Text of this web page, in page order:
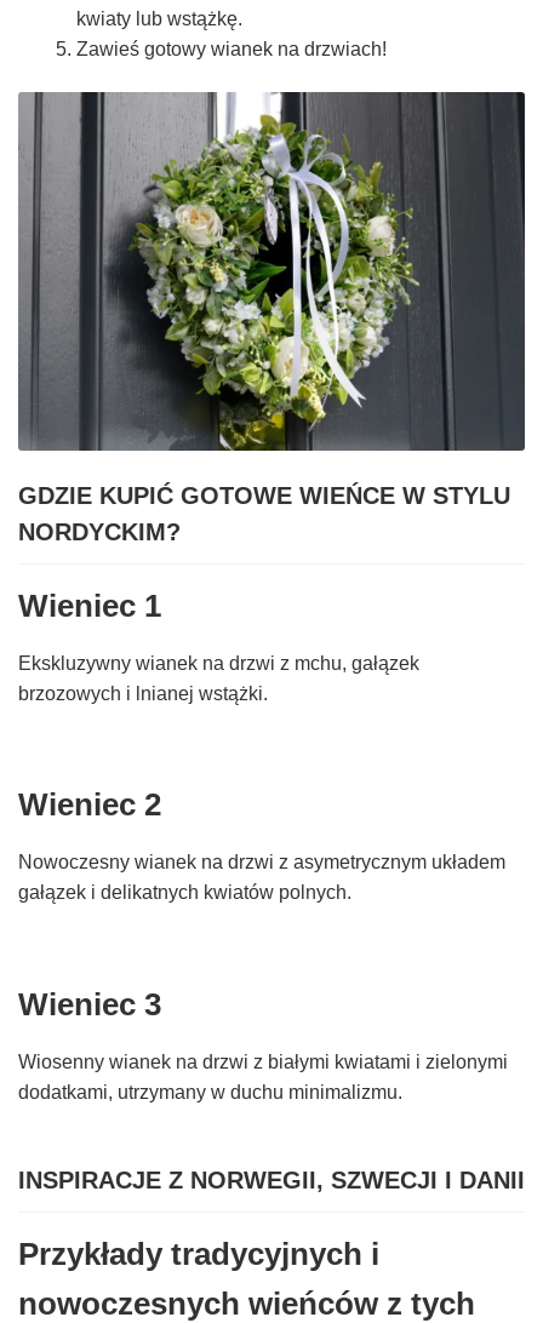
kwiaty lub wstążkę.
Zawieś gotowy wianek na drzwiach!
GDZIE KUPIĆ GOTOWE WIEŃCE W STYLU
NORDYCKIM?
Wieniec 1
Ekskluzywny wianek na drzwi z mchu, gałązek
brzozowych i lnianej wstążki.
Wieniec 2
Nowoczesny wianek na drzwi z asymetrycznym układem
gałązek i delikatnych kwiatów polnych.
Wieniec 3
Wiosenny wianek na drzwi z białymi kwiatami i zielonymi
dodatkami, utrzymany w duchu minimalizmu.
INSPIRACJE Z NORWEGII, SZWECJI I DANII
Przykłady tradycyjnych i
nowoczesnych wieńców z tych